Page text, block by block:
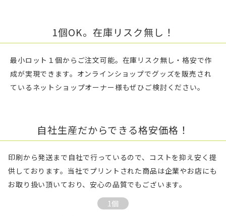
1個OK。在庫リスク無し！
最小ロット１個からご注文可能。在庫リスク無し・格安で作
成が実現できます。オンラインショップでグッズを販売され
ているネットショップオーナー様もぜひご検討ください。
自社生産だからできる格安価格！
印刷から発送まで自社で行っているので、コストを抑え安く提
供しております。当社でプリントされた商品は企業やお店にも
お取り扱い頂いており、安心の品質でもございます。
1個